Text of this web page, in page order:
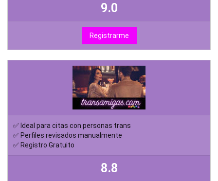
9.0
Registrarme
✅ Ideal para citas con personas trans
✅ Perfiles revisados manualmente
✅ Registro Gratuito
8.8